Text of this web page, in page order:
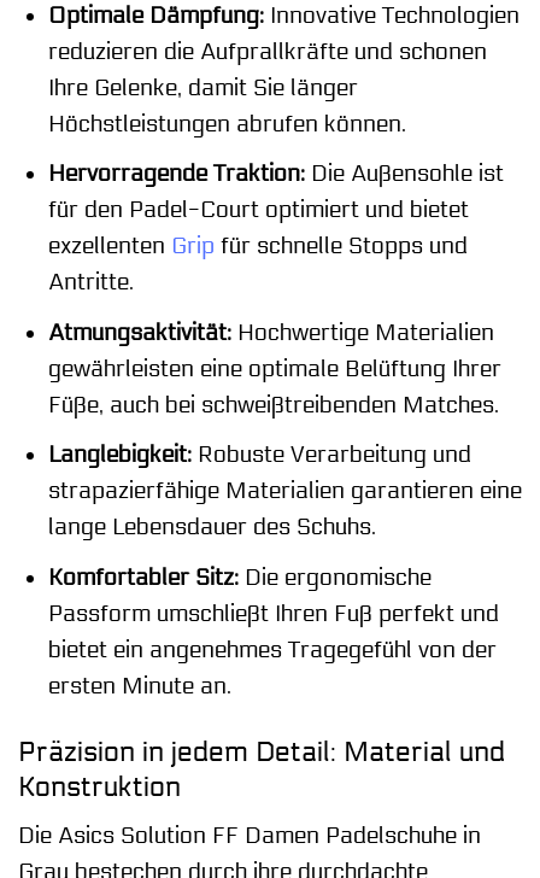
Optimale Dämpfung:Innovative Technologien
reduzieren die Aufprallkräfte und schonen
Ihre Gelenke, damit Sie länger
Höchstleistungen abrufen können.
Hervorragende Traktion:Die Außensohle ist
für den Padel-Court optimiert und bietet
exzellenten Grip für schnelle Stopps und
Antritte.
Atmungsaktivität:Hochwertige Materialien
gewährleisten eine optimale Belüftung Ihrer
Füße, auch bei schweißtreibenden Matches.
Langlebigkeit:Robuste Verarbeitung und
strapazierfähige Materialien garantieren eine
lange Lebensdauer des Schuhs.
Komfortabler Sitz:Die ergonomische
Passform umschließt Ihren Fuß perfekt und
bietet ein angenehmes Tragegefühl von der
ersten Minute an.
Präzision in jedem Detail: Material und
Konstruktion
Die Asics Solution FF Damen Padelschuhe in
Grau bestechen durch ihre durchdachte